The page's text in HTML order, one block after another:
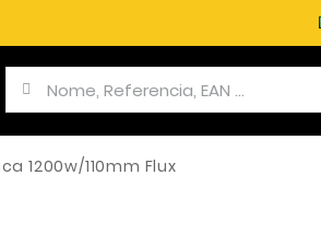
1200w/110mm Flux